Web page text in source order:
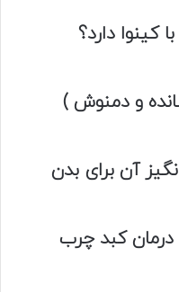
کینوا دارد؟
و دمنوش )
آن برای بدن
کبد چرب